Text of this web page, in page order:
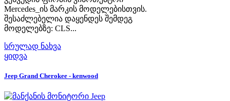
Mercedes_ის მარკის მოდელებისთვის.
შესაძლებელია დაყენდეს შემდეგ
მოდელებზე: CLS...
სრულად ნახვა
ყიდვა
Jeep Grand Cherokee - kenwood